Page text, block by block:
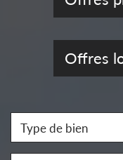
Offres
Type de bien